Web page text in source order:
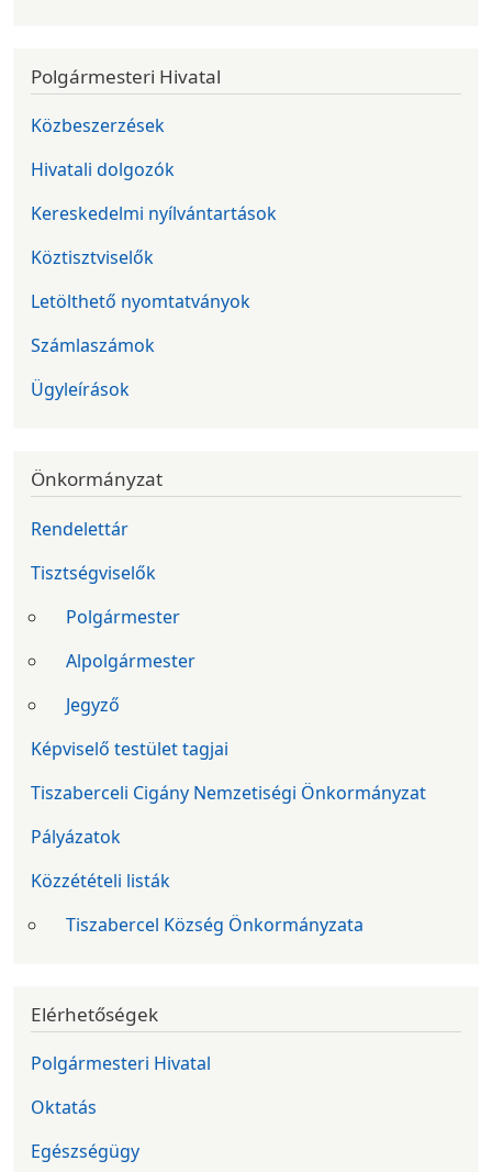
Polgármesteri Hivatal
Közbeszerzések
Hivatali dolgozók
Kereskedelmi nyílvántartások
Köztisztviselők
Letölthető nyomtatványok
Számlaszámok
Ügyleírások
Önkormányzat
Rendelettár
Tisztségviselők
Polgármester
Alpolgármester
Jegyző
Képviselő testület tagjai
Tiszaberceli Cigány Nemzetiségi Önkormányzat
Pályázatok
Közzétételi listák
Tiszabercel Község Önkormányzata
Elérhetőségek
Polgármesteri Hivatal
Oktatás
Egészségügy